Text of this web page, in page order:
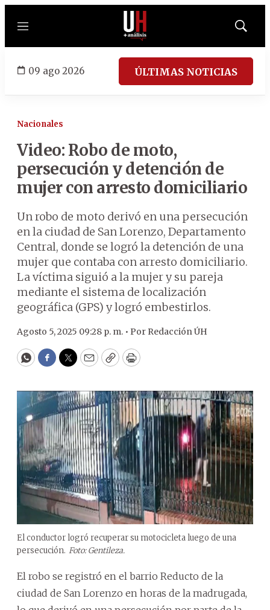
Menú
Mostrar
09 ago 2026 ÚLTIMAS NOTICIAS
Nacionales
Video: Robo de moto,
persecución y detención de
mujer con arresto domiciliario
Un robo de moto derivó en una persecución
en la ciudad de San Lorenzo, Departamento
Central, donde se logró la detención de una
mujer que contaba con arresto domiciliario.
La víctima siguió a la mujer y su pareja
mediante el sistema de localización
geográfica (GPS) y logró embestirlos.
Agosto 5, 2025 09:28 p. m. • Por Redacción ÚH
WhatsApp
Facebook
Twitter
EmailCopyPrint
El conductor logró recuperar su motocicleta luego de una
persecución. Foto: Gentileza.
El robo se registró en el barrio Reducto de la
ciudad de San Lorenzo en horas de la madrugada,